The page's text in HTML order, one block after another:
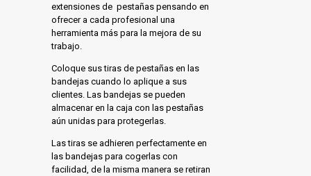
extensiones de pestañas pensando en
ofrecer a cada profesional una
herramienta más para la mejora de su
trabajo.
Coloque sus tiras de pestañas en las
bandejas cuando lo aplique a sus
clientes. Las bandejas se pueden
almacenar en la caja con las pestañas
aún unidas para protegerlas.
Las tiras se adhieren perfectamente en
las bandejas para cogerlas con
facilidad, de la misma manera se retiran